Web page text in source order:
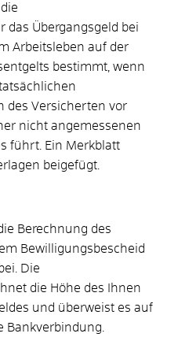
das Übergangsgeld bei
Arbeitsleben auf der
bestimmt, wenn
des Versicherten vor
nicht angemessenen
führt. Ein Merkblatt
beigefügt.
Berechnung des
Bewilligungsbescheid
Die
die Höhe des Ihnen
und überweist es auf
Bankverbindung.